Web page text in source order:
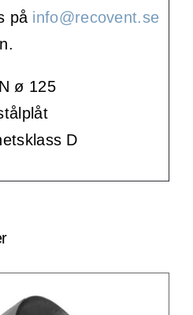
på info@recovent.se
ø 125
D